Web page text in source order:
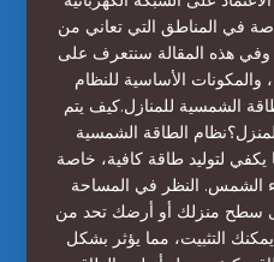
في المناطق التي تعاني من
وفي هذه المقالة سنتعرف على
والمكونات الأساسية للنظام
الشمسية للمنازل.كيف يتم
الطاقة الشمسية
لتوليد طاقة كافية، خاصة
الشمس. النظر في المساحة
سطح منزلك أو أرضك تحد من
التثبيت، مما يؤثر بشكل